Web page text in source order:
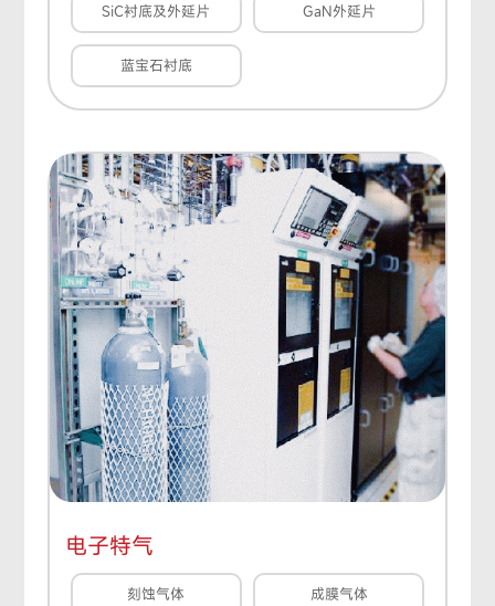
SiC衬底及外延片 GaN外延片
蓝宝石衬底
电子特气
刻蚀气体 成膜气体